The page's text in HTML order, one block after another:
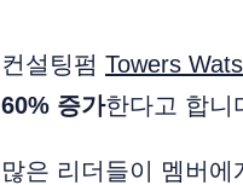
컨설팅펌 Towers
60% 증가한다고 합니
많은 리더들이 멤버